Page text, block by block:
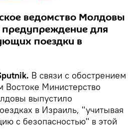
ведомство Молдовы
для
поездки в
В связи с обострением
Востоке Министерство
выпустило
в Израиль, "учитывая
с безопасностью" в этой